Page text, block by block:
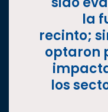
la
recinto;
optaron
los